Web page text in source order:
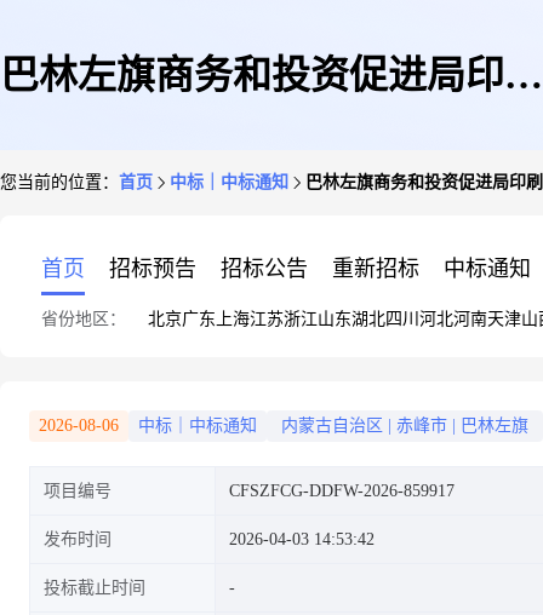
巴林左旗商务和投资促进局印刷
您当前的位置： 首页 中标｜中标通知 巴林左旗商务和投资促进局印
首页 招标预告 招标公告 重新招标 中标通知
省份地区： 北京广东 上海江苏浙江山东湖北四川 河北河南天津山
2026-08-06 中标｜中标通知 内蒙古自治区 赤峰市 巴林左旗
项目编号 CFSZFCG-DDFW-2026-859917
发布时间 2026-04-03 14:53:42
投标截止时间